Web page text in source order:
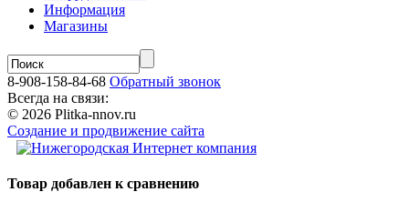
Информация
Магазины
8-908-158-84-68 Обратный звонок
Всегда на связи:
© 2026 Plitka-nnov.ru
Создание и продвижение сайта
Товар добавлен к сравнению